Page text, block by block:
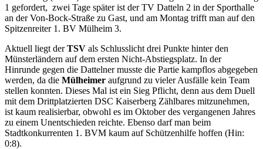
1 gefordert, zwei Tage später ist der TV Datteln 2 in der Sporthalle
an der Von-Bock-Straße zu Gast, und am Montag trifft man auf den
Spitzenreiter 1. BV Mülheim 3.
Aktuell liegt derTSV als Schlusslicht drei Punkte hinter den
Münsterländern auf dem ersten Nicht-Abstiegsplatz. In der
Hinrunde gegen die Dattelner musste die Partie kampflos abgegeben
werden, da die Mülheimer aufgrund zu vieler Ausfälle kein Team
stellen konnten. Dieses Mal ist ein Sieg Pflicht, denn aus dem Duell
mit dem Drittplatzierten DSC Kaiserberg Zählbares mitzunehmen,
ist kaum realisierbar, obwohl es im Oktober des vergangenen Jahres
zu einem Unentschieden reichte. Ebenso darf man beim
Stadtkonkurrenten 1. BVM kaum auf Schützenhilfe hoffen (Hin:
0:8).